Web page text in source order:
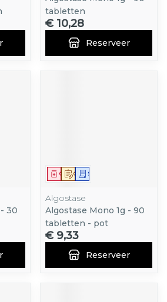
tabletten
€ 10,28
Reserveer
30
Op voorschrift
GeneesmiddelSchriftelijke aanvraag
Algostase
Algostase Mono 1g - 90
tabletten - pot
€ 9,33
Reserveer